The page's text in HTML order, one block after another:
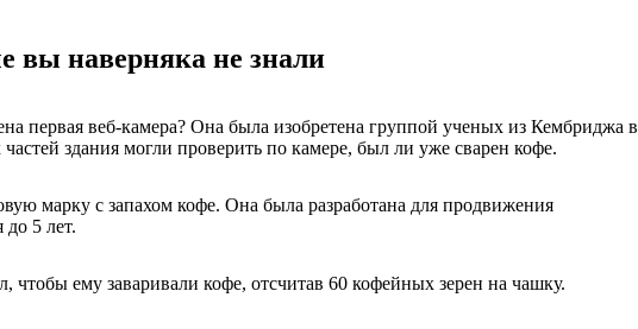
вы наверняка не знали
первая веб-камера? Она была изобретена группой ученых из Кембриджа в
здания могли проверить по камере, был ли уже сварен кофе.
марку с запахом кофе. Она была разработана для продвижения
до 5 лет.
ему заваривали кофе, отсчитав 60 кофейных зерен на чашку.